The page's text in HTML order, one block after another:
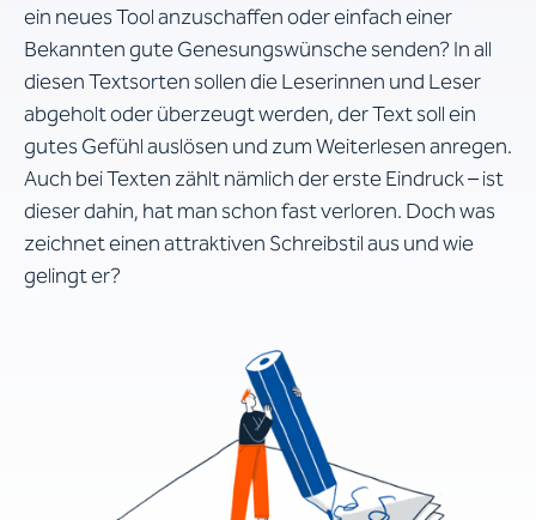
ein neues Tool anzuschaffen oder einfach einer
Bekannten gute Genesungswünsche senden? In all
diesen Textsorten sollen die Leserinnen und Leser
abgeholt oder überzeugt werden, der Text soll ein
gutes Gefühl auslösen und zum Weiterlesen anregen.
Auch bei Texten zählt nämlich der erste Eindruck – ist
dieser dahin, hat man schon fast verloren. Doch was
zeichnet einen attraktiven Schreibstil aus und wie
gelingt er?